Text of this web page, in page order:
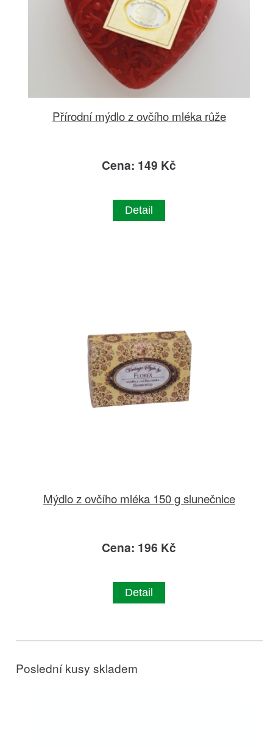
Přírodní mýdlo z ovčího mléka růže
Cena: 149 Kč
Detail
Mýdlo z ovčího mléka 150 g slunečnice
Cena: 196 Kč
Detail
Poslední kusy skladem